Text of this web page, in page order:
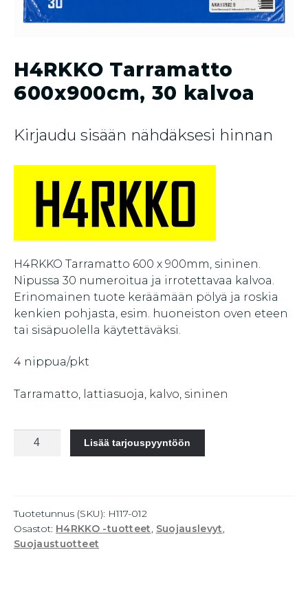
H4RKKO Tarramatto
600x900cm, 30 kalvoa
Kirjaudu sisään nähdäksesi hinnan
H4RKKO Tarramatto 600 x 900mm, sininen.
Nipussa 30 numeroitua ja irrotettavaa kalvoa.
Erinomainen tuote keräämään pölyä ja roskia
kenkien pohjasta, esim. huoneiston oven eteen
tai sisäpuolella käytettäväksi.
4 nippua/pkt
Tarramatto, lattiasuoja, kalvo, sininen
H4RKKO
Tarramatto
määrä
Lisää tarjouspyyntöön
Tuotetunnus (SKU): H117-012
Osastot: H4RKKO -tuotteet, Suojauslevyt,
Suojaustuotteet